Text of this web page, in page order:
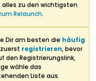
alles zu den wichtigsten
Relaunch.
Dir am besten die häufig
registrieren, bevor
den Registrierungslink,
wähle das
Liste aus.